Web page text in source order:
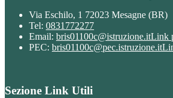
Via Eschilo, 1 72023 Mesagne (BR)
Tel: 0831772277
Email: bris01100c@istruzione.itLink
PEC: bris01100c@pec.istruzione.it
Sezione Link Utili